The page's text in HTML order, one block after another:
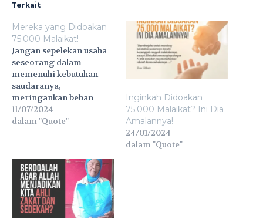
Terkait
Mereka yang Didoakan
75.000 Malaikat!
Jangan sepelekan usaha
seseorang dalam
memenuhi kebutuhan
saudaranya,
meringankan beban
kehidupannya, atau
memenuhi kebutuhan
dan Rasul-Nya. Karena
Allah cinta, pahala yang
diberikan-Nya pun
sangat luar biasa. Dalam
sebuah hadits dari Ibnu
11/07/2024
dalam "Quote"
Inginkah Didoakan
75.000 Malaikat? Ini Dia
Amalannya!
24/01/2024
dalam "Quote"